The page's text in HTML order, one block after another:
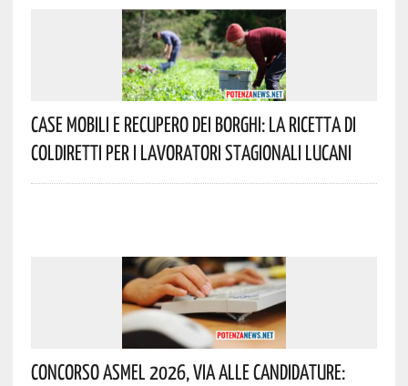
Case Mobili E Recupero Dei Borghi: La Ricetta Di
Coldiretti Per I Lavoratori Stagionali Lucani
Concorso Asmel 2026, Via Alle Candidature: